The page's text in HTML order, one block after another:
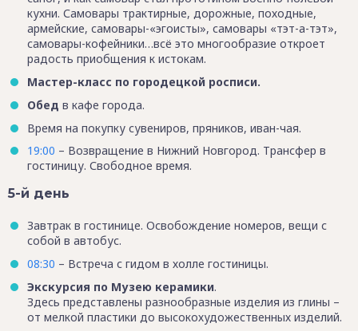
кухни. Самовары трактирные, дорожные, походные,
армейские, самовары-«эгоисты», самовары «тэт-а-тэт»,
самовары-кофейники…всё это многообразие откроет
радость приобщения к истокам.
Мастер-класс по городецкой росписи.
Обед в кафе города.
Время на покупку сувениров, пряников, иван-чая.
19:00 – Возвращение в Нижний Новгород. Трансфер в
гостиницу. Свободное время.
5-й день
Завтрак в гостинице. Освобождение номеров, вещи с
собой в автобус.
08:30 – Встреча с гидом в холле гостиницы.
Экскурсия по Музею керамики.
Здесь представлены разнообразные изделия из глины –
от мелкой пластики до высокохудожественных изделий.